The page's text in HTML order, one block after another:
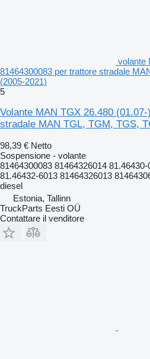
volante
81464300083 per trattore stradale
(2005-2021)
5
Volante MAN TGX 26.480
stradale MAN TGL, TGM, TGS,
98,39 € Netto
Sospensione - volante
81464300083 81464326014
81.46432-6013 81464326013
diesel
Estonia, Tallinn
TruckParts Eesti OÜ
Contattare il venditore